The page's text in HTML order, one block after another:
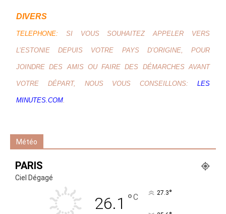
DIVERS
TELEPHONE: SI VOUS SOUHAITEZ APPELER VERS
L’ESTONIE DEPUIS VOTRE PAYS D’ORIGINE, POUR
JOINDRE DES AMIS OU FAIRE DES DÉMARCHES AVANT
VOTRE DÉPART, NOUS VOUS CONSEILLONS: LES
MINUTES.COM.
Météo
PARIS
Ciel Dégagé
26.1 °C 27.3°